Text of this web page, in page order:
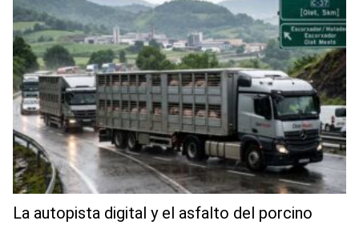
La autopista digital y el asfalto del porcino